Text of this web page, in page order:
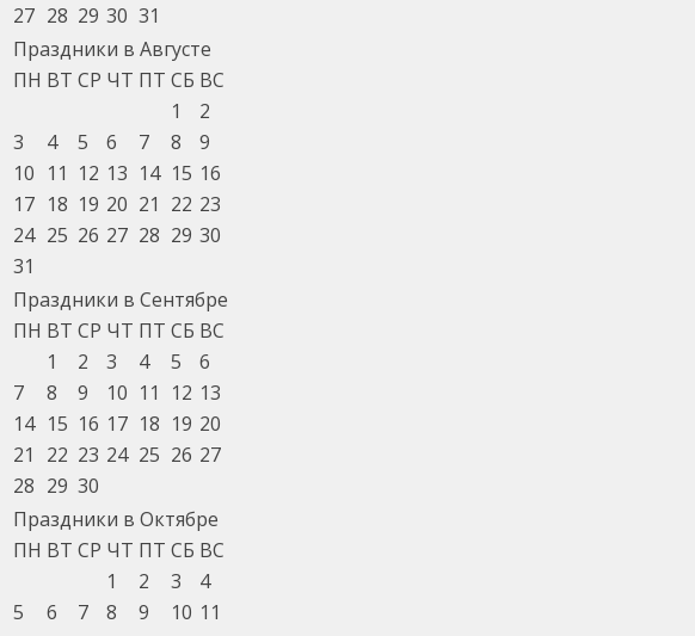
27 28 29 30 31
Праздники в Августе
ПН ВТ СР ЧТ ПТ СБ ВС
1
2
3
4 5 6 7 8
9
10 11 12 13 14 15 16
17 18 19 20 21 22 23
24 25 26 27 28 29 30
31
Праздники в Сентябре
ПН ВТ СР ЧТ ПТ СБ ВС
1
2 3 4 5
6
7
8 9 10 11 12 13
14 15 16 17 18 19 20
21
22 23 24 25 26 27
28 29 30
Праздники в Октябре
ПН ВТ СР ЧТ ПТ СБ ВС
1
2 3
4
5
6 7 8 9 10 11